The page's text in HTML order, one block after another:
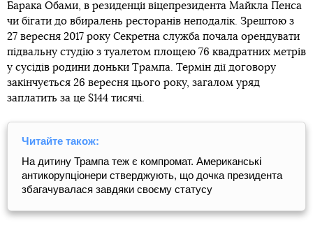
Барака Обами, в резиденції віцепрезидента Майкла Пенса
чи бігати до вбиралень ресторанів неподалік. Зрештою з
27 вересня 2017 року Секретна служба почала орендувати
підвальну студію з туалетом площею 76 квадратних метрів
у сусідів родини доньки Трампа. Термін дії договору
закінчується 26 вересня цього року, загалом уряд
заплатить за це $144 тисячі.
Читайте також:
На дитину Трампа теж є компромат. Американські
антикорупціонери стверджують, що дочка президента
збагачувалася завдяки своєму статусу